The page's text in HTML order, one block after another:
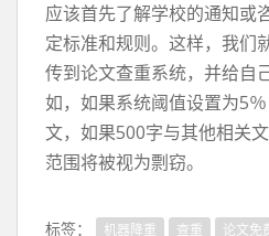
应该首先了解学校的通知或
定标准和规则。这样，我们
传到论文查重系统，并给自
如，如果系统阈值设置为5
文，如果500字与其他相关
范围将被视为剽窃。
标签： 机器降重 查重 论文免